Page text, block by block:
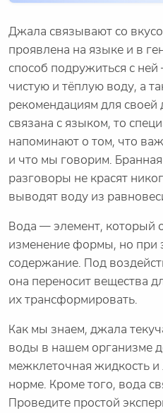
Джала связывают со
проявлена на языке и в
способ подружиться с
чистую и тёплую воду, а
рекомендациям для своей
связана с языком, то
напоминают о том, что
и что мы говорим.
разговоры не красят
выводят воду из
Вода — элемент, который
изменение формы, но при
содержание. Под
она переносит вещества
их трансформировать.
Как мы знаем, джала
воды в нашем организме
межклеточная жидкость
норме. Кроме того, вода
Проведите простой